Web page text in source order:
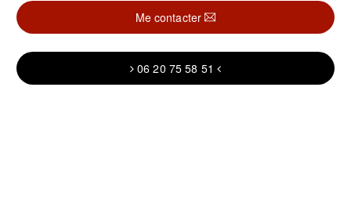
Me contacter
06 20 75 58 51